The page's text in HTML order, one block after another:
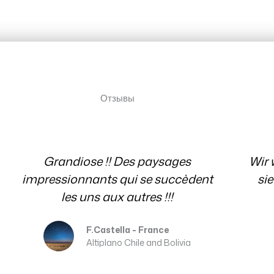
Отзывы
Wir wissen es sehr zu schätzen, dass
sie immer für uns mit Rat und Tat
per E-Mail da waren. Danke
Erika and Franz
Patagonia Chile